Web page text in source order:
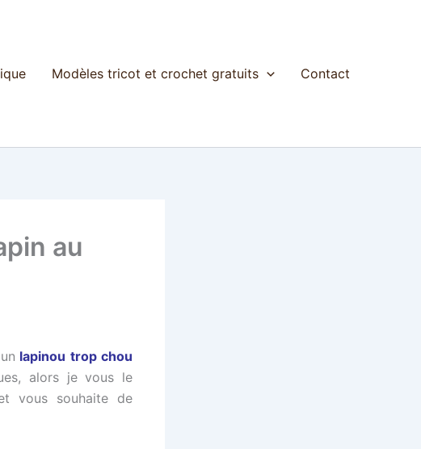
Modèles tricot et crochet gratuits Contact
au
lapinou trop chou
alors je vous le
vous souhaite de